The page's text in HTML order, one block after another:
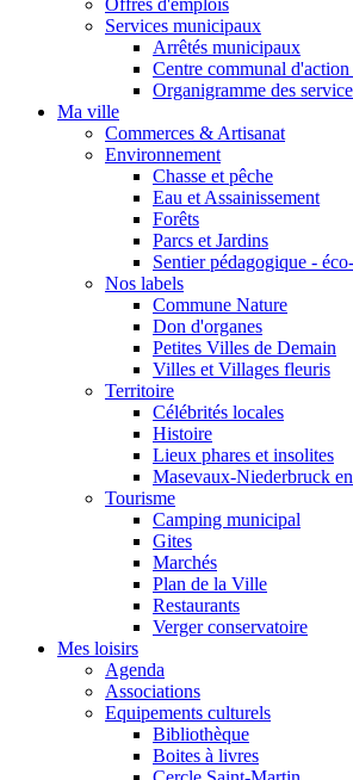
Offres d'emplois
Services municipaux
Arrêtés municipaux
Centre communal d'action
Organigramme des
Ma ville
Commerces & Artisanat
Environnement
Chasse et pêche
Eau et Assainissement
Forêts
Parcs et Jardins
Sentier pédagogique -
Nos labels
Commune Nature
Don d'organes
Petites Villes de Demain
Villes et Villages fleuris
Territoire
Célébrités locales
Histoire
Lieux phares et insolites
Masevaux-Niederbruck
Tourisme
Camping municipal
Gites
Marchés
Plan de la Ville
Restaurants
Verger conservatoire
Mes loisirs
Agenda
Associations
Equipements culturels
Bibliothèque
Boites à livres